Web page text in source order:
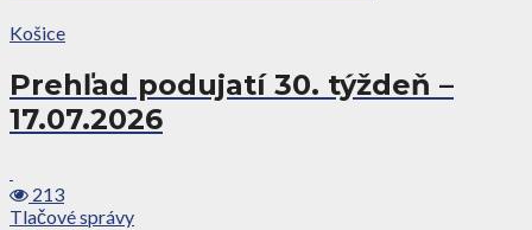
Košice
Prehľad podujatí 30. týždeň –
17.07.2026
213
Tlačové správy